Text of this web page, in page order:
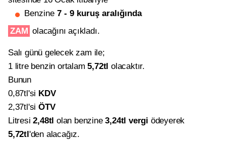
Benzine 7 - 9 kuruş aralığında
ZAM olacağını açıkladı.
Salı günü gelecek zam ile;
1 litre benzin ortalam5,72tl olacaktır.
Bunun
0,87tl'si KDV
2,37tl'si ÖTV
Litresi2,48tl olan benzine3,24tl vergi ödeyerek
5,72tl 'den alacağız.